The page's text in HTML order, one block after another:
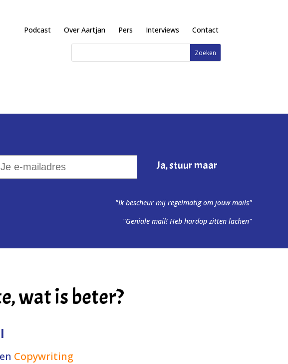
Podcast Over Aartjan Pers Interviews Contact
"Ik bescheur mij regelmatig om jouw mails"
"Geniale mail! Heb hardop zitten lachen"
wat is beter?
en Copywriting